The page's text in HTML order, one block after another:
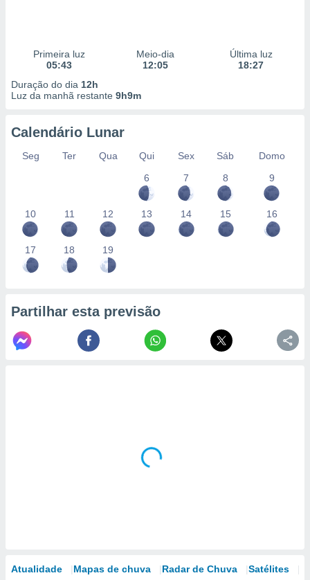
Primeira luz
05:43
Meio-dia
12:05
Última luz
18:27
Duração do dia 12h
Luz da manhã restante 9h9m
Calendário Lunar
Seg Ter Qua Qui Sex Sáb
Domo
6
7 8 9
10 11 12 13 14 15 16
17 18 19
Partilhar esta previsão
Atualidade Mapas de chuva Radar de Chuva Satélites